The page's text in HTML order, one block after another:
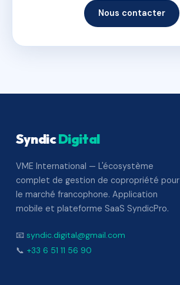
Nous contacter
SyndicDigital
VME International — L'écosystème
complet de gestion de copropriété pour
le marché francophone. Application
mobile et plateforme SaaS SyndicPro.
📧 syndic.digital@gmail.com
📞 +33 6 51 11 56 90